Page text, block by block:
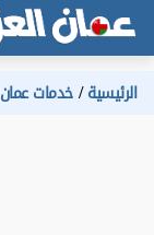
الرئيسية خدمات عمان